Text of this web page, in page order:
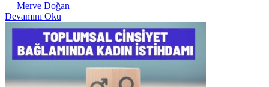
Merve Doğan
Devamını Oku